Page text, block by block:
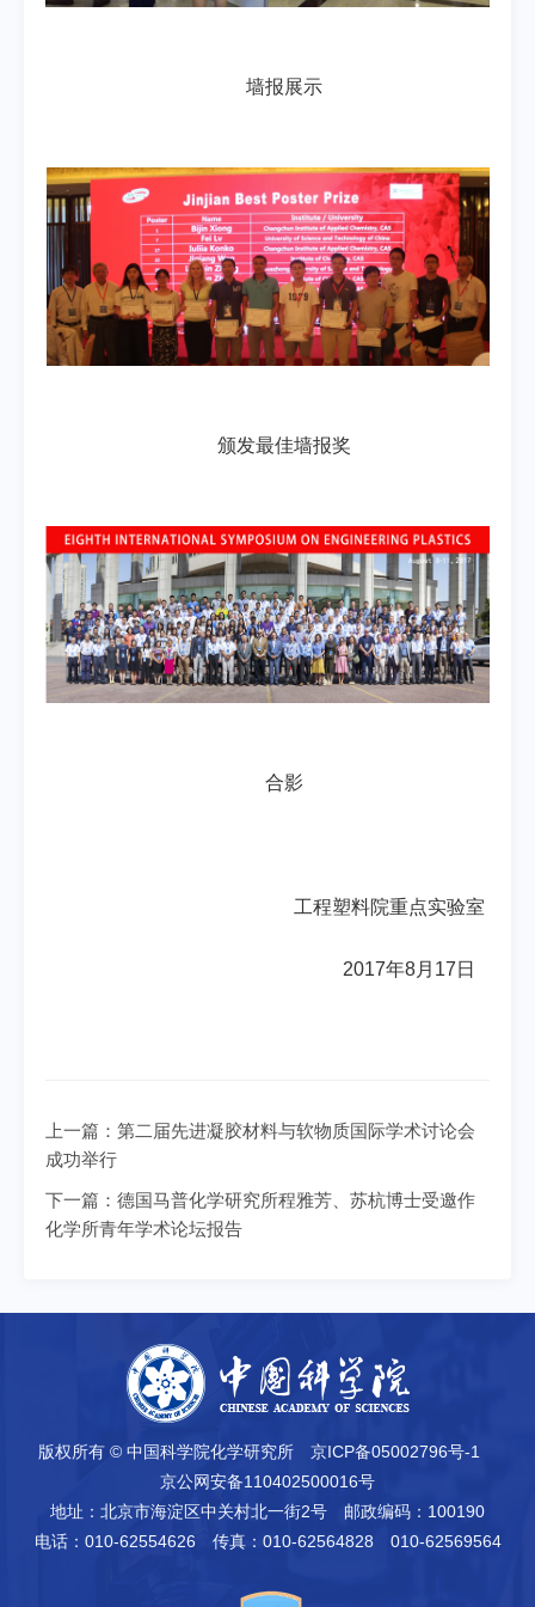
墙报展示
颁发最佳墙报奖
合影
工程塑料院重点实验室
2017年8月 17 日
上一篇： 第二届先进凝胶材料与软物质国际学术讨论会
成功举行
下一篇： 德国马普化学研究所程雅芳、苏杭博士受邀作
化学所青年学术论坛报告
版权所有 © 中国科学院化学研究所
京ICP备05002796号-1
京公网安备110402500016号
地址：北京市海淀区中关村北一街2号
邮政编码：100190
电话：010-62554626
传真：010-62564828 010-62569564